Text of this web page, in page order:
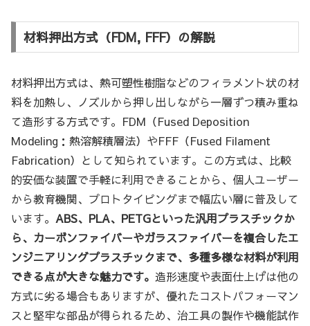
材料押出方式（FDM, FFF）の解説
材料押出方式は、熱可塑性樹脂などのフィラメント状の材
料を加熱し、ノズルから押し出しながら一層ずつ積み重ね
て造形する方式です。FDM（Fused Deposition
Modeling：熱溶解積層法）やFFF（Fused Filament
Fabrication）として知られています。この方式は、比較
的安価な装置で手軽に利用できることから、個人ユーザー
から教育機関、プロトタイピングまで幅広い層に普及して
います。 ABS、PLA、PETGといった汎用プラスチックか
ら、カーボンファイバーやガラスファイバーを複合したエ
ンジニアリングプラスチックまで、多種多様な材料が利用
できる点が大きな魅力です。 造形速度や表面仕上げは他の
方式に劣る場合もありますが、優れたコストパフォーマン
スと堅牢な部品が得られるため、治工具の製作や機能試作